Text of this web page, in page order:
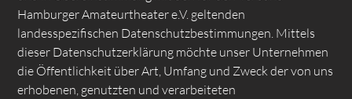
Hamburger Amateurtheater e.V. geltenden
landesspezifischen Datenschutzbestimmungen. Mittels
dieser Datenschutzerklärung möchte unser Unternehmen
die Öffentlichkeit über Art, Umfang und Zweck der von uns
erhobenen, genutzten und verarbeiteten